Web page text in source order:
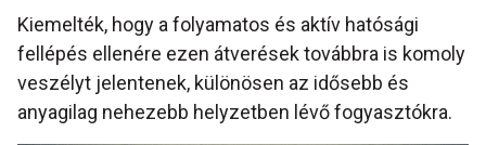
Kiemelték, hogy a folyamatos és aktív hatósági
fellépés ellenére ezen átverések továbbra is komoly
veszélyt jelentenek, különösen az idősebb és
anyagilag nehezebb helyzetben lévő fogyasztókra.